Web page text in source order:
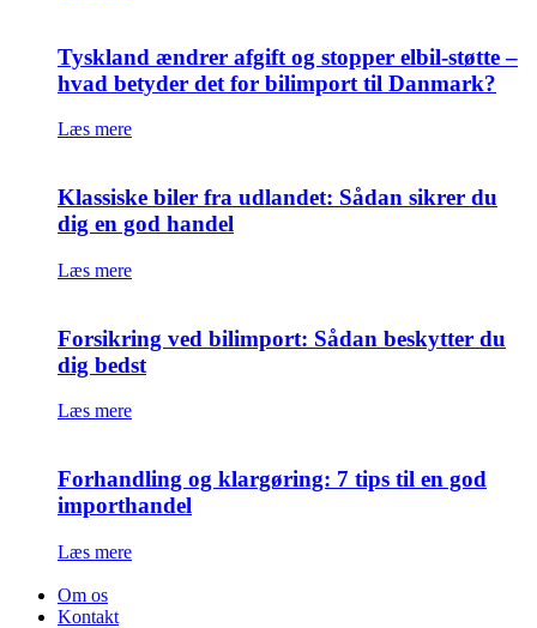
Tyskland ændrer afgift og stopper elbil-støtte –
hvad betyder det for bilimport til Danmark?
Læs mere
Klassiske biler fra udlandet: Sådan sikrer du
dig en god handel
Læs mere
Forsikring ved bilimport: Sådan beskytter du
dig bedst
Læs mere
Forhandling og klargøring: 7 tips til en god
importhandel
Læs mere
Om os
Kontakt